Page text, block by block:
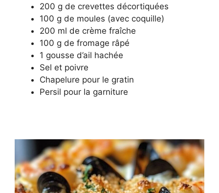
200 g de crevettes décortiquées
100 g de moules (avec coquille)
200 ml de crème fraîche
100 g de fromage râpé
1 gousse d’ail hachée
Sel et poivre
Chapelure pour le gratin
Persil pour la garniture